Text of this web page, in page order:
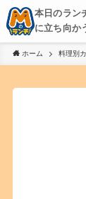
本日のラン
に立ち向か
京都・神戸
き、飲み歩
ホーム 料理別